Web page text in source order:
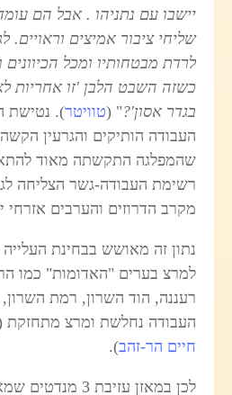
יישבו עם נתניהו . אבל הם
שליחי ציבור אמיצים וראויים.
לרדת מבטחותיו ומכל
כשזה השבט הלבן 'זו אחריות
בגדר אסון'?" (טוויטר). נטישת
העבודה הותיקים והגרעין
שהמפלגה התקשתה מאוד
רשימת העבודה-גשר הצליחה
מקרב הדרוזים והערבים אזרחי
נתון זה מאושש בבחינת
למרצ בערים "האדומות" כמו
רעננה, הוד השרון, רמת השרון,
העבודה נחלשת ומרצ מתחזקת
חיים הר-זהב).